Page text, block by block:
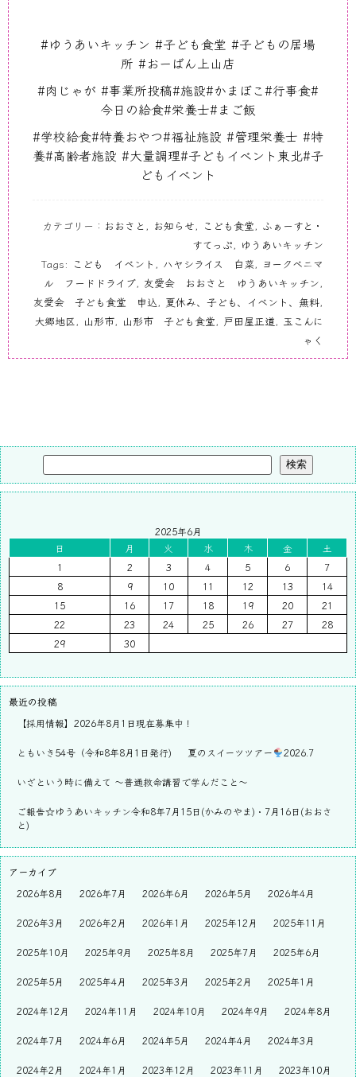
#ゆうあいキッチン #子ども食堂 #子どもの居場
所 #おーばん上山店
#肉じゃが #事業所投稿#施設#かまぼこ#行事食#
今日の給食#栄養士#まご飯
#学校給食#特養おやつ#福祉施設 #管理栄養士 #特
養#高齢者施設 #大量調理#子どもイベント東北#子
どもイベント
カテゴリー： おおさと , お知らせ, こども食堂, ふぁーすと・
すてっぷ, ゆうあいキッチン
Tags: こども イベント , ハヤシライス 白菜, ヨークベニマ
ル フードドライブ, 友愛会 おおさと ゆうあいキッチン,
友愛会 子ども食堂 申込, 夏休み、子ども、イベント、無料,
大郷地区 , 山形市, 山形市 子ども食堂, 戸田屋正道, 玉こんに
ゃく
検索
2025年6月
日
月 火 水 木 金
土
1
2 3 4 5 6
7
8
9 10 11 12 13
14
15
16 17 18 19 20
21
22
23 24 25 26 27
28
29
30
最近の投稿
【採用情報】2026年8月1日現在募集中！
ともいき54号（令和8年8月1日発行) 夏のスイーツツアー 2026.7
いざという時に備えて ～普通救命講習で学んだこと～
ご報告☆ゆうあいキッチン令和8年7月15日(かみのやま)・7月16日(おおさ
と)
アーカイブ
2026年8月
2026年7月 2026年6月 2026年5月 2026年4月
2026年3月 2026年2月 2026年1月 2025年12月 2025年11月
2025年10月 2025年9月 2025年8月 2025年7月 2025年6月
2025年5月 2025年4月 2025年3月 2025年2月 2025年1月
2024年12月 2024年11月 2024年10月 2024年9月 2024年8月
2024年7月 2024年6月 2024年5月 2024年4月 2024年3月
2024年2月 2024年1月 2023年12月 2023年11月 2023年10月